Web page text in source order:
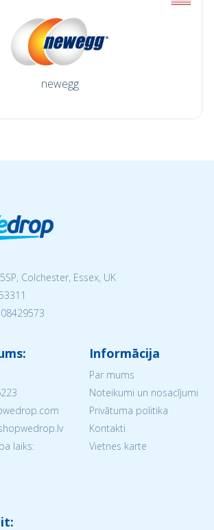
newegg
Colchester, Essex, UK
08429573
laiks:
Informācija
Par mums
Noteikumi un nosacījumi
Privātuma politika
Kontakti
Vietnes karte